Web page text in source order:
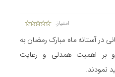
امتیاز:
در آستانه ماه مبارک رمضان به
بر اهمیت همدلی و رعایت
نمودند.